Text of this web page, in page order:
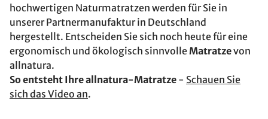
hochwertigen Naturmatratzen werden für Sie in
unserer Partnermanufaktur in Deutschland
hergestellt. Entscheiden Sie sich noch heute für eine
ergonomisch und ökologisch sinnvolleMatratzevon
allnatura.
So entsteht Ihre allnatura-Matratze - Schauen Sie
sich das Video an.